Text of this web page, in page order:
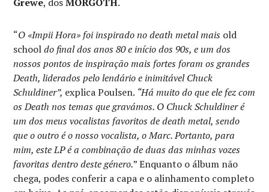
“O «Impii Hora» foi inspirado no death metal mais old
schooldo final dos anos 80 e início dos 90s, e um dos
nossos pontos de inspiração mais fortes foram os grandes
Death, liderados pelo lendário e inimitável Chuck
Schuldiner”, explica Poulsen. “Há muito do que ele fez com
os Death nos temas que gravámos. O Chuck Schuldiner é
um dos meus vocalistas favoritos de death metal, sendo
que o outro é o nosso vocalista, o Marc. Portanto, para
mim, este LP é a combinação de duas das minhas vozes
favoritas dentro deste género.” Enquanto o álbum não
chega, podes conferir a capa e o alinhamento completo